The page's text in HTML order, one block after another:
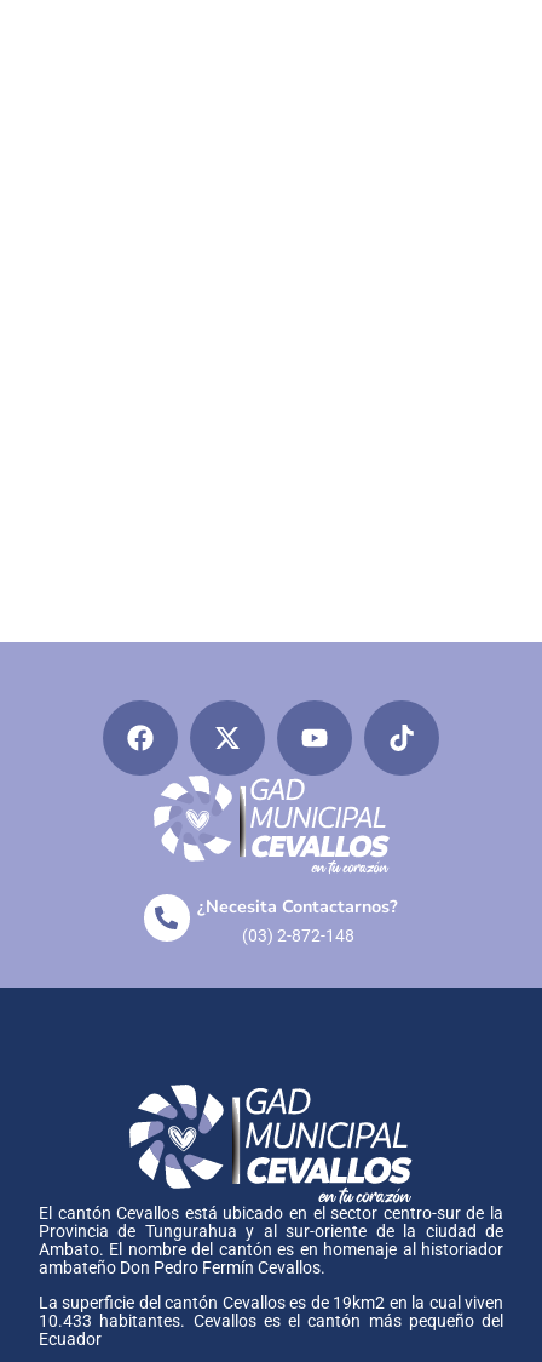
¿Necesita Contactarnos?
(03) 2-872-148
El cantón Cevallos está ubicado en el sector centro-sur de la
Provincia de Tungurahua y al sur-oriente de la ciudad de
Ambato. El nombre del cantón es en homenaje al historiador
ambateño Don Pedro Fermín Cevallos.
La superficie del cantón Cevallos es de 19km2 en la cual viven
10.433 habitantes. Cevallos es el cantón más pequeño del
Ecuador